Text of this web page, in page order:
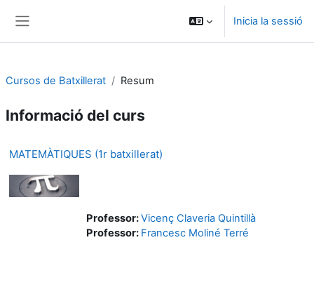
Inicia la sessió
Cursos de Batxillerat Resum
Informació del curs
MATEMÀTIQUES (1r batxillerat)
Professor:Vicenç Claveria Quintillà
Professor: Francesc Moliné Terré